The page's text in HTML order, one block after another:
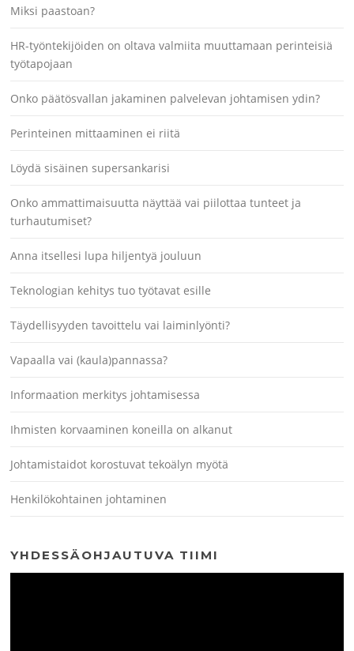
Miksi paastoan?
HR-työntekijöiden on oltava valmiita muuttamaan perinteisiä
työtapojaan
Onko päätösvallan jakaminen palvelevan johtamisen ydin?
Perinteinen mittaaminen ei riitä
Löydä sisäinen supersankarisi
Onko ammattimaisuutta näyttää vai piilottaa tunteet ja
turhautumiset?
Anna itsellesi lupa hiljentyä jouluun
Teknologian kehitys tuo työtavat esille
Täydellisyyden tavoittelu vai laiminlyönti?
Vapaalla vai (kaula)pannassa?
Informaation merkitys johtamisessa
Ihmisten korvaaminen koneilla on alkanut
Johtamistaidot korostuvat tekoälyn myötä
Henkilökohtainen johtaminen
YHDESSÄOHJAUTUVA TIIMI